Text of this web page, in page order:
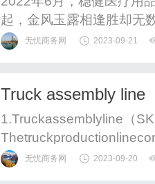
起，金风玉露相逢胜却无
乳胶用品有限公司。稳健
易的时代前列。桂林乳胶
无忧商务网 2023-09-21
Truck assembly line
1.Truckassemblyline（
无忧商务网 2023-09-20